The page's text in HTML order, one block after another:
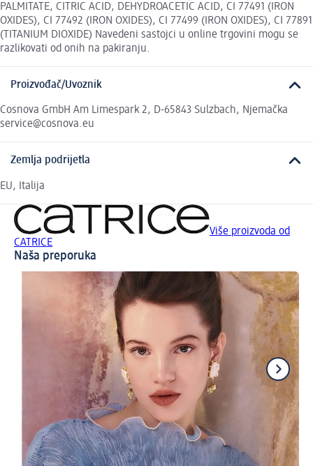
PALMITATE, CITRIC ACID, DEHYDROACETIC ACID, CI 77491 (IRON
OXIDES), CI 77492 (IRON OXIDES), CI 77499 (IRON OXIDES), CI 77891
(TITANIUM DIOXIDE) Navedeni sastojci u online trgovini mogu se
razlikovati od onih na pakiranju.
Proizvođač/Uvoznik
Cosnova GmbH Am Limespark 2, D-65843 Sulzbach, Njemačka
service@cosnova.eu
Zemlja podrijetla
EU, Italija
Više proizvoda od
CATRICE
Naša preporuka